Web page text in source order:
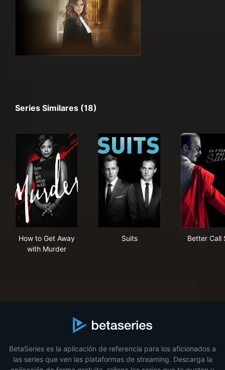
Series Similares (18)
How to Get Away
with Murder
Suits Better Call
BetaSeries es la aplicación de referencia para los aficionados a
las series que ven las plataformas de streaming. Descarga la